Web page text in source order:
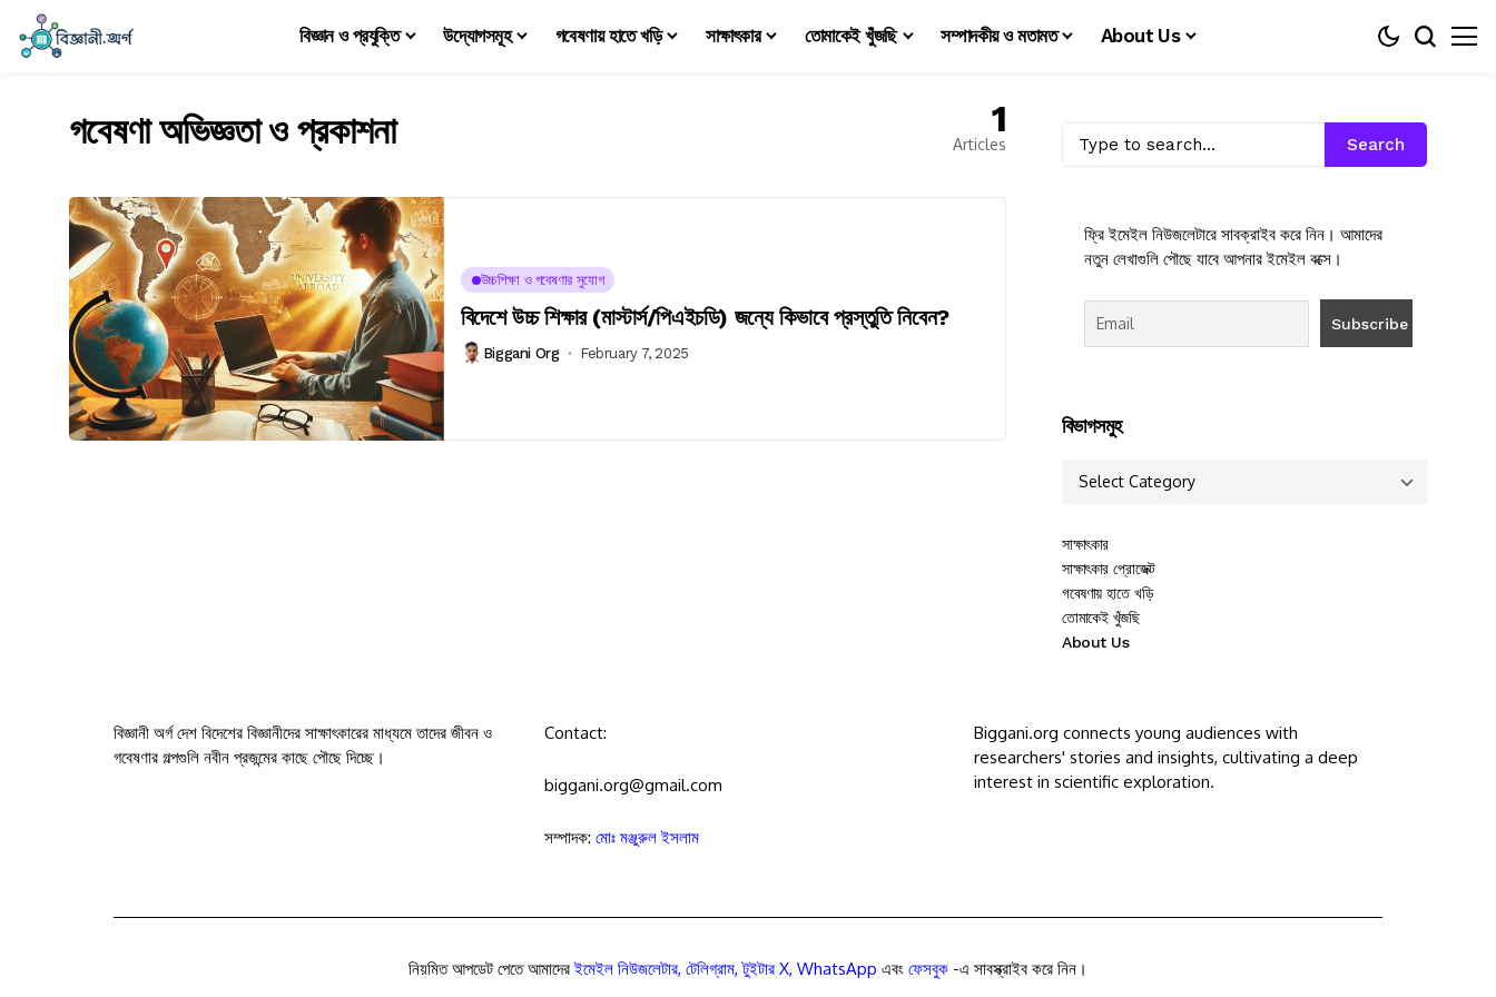
বিজ্ঞান ও প্রযুক্তি উদ্যোগসমূহ গবেষণায় হাতে খড়ি সাক্ষাৎকার তোমাকেই খুঁজছি সম্পাদকীয় ও মতামত About Us
গবেষণা অভিজ্ঞতা ও প্রকাশনা 1
Articles
উচ্চশিক্ষা ও গবেষণার সুযোগ
বিদেশে উচ্চ শিক্ষার (মাস্টার্স/পিএইচডি) জন্যে কিভাবে প্রস্তুতি নিবেন?
Biggani Org February 7, 2025
Search
ফ্রি ইমেইল নিউজলেটারে সাবক্রাইব করে নিন। আমাদের
নতুন লেখাগুলি পৌছে যাবে আপনার ইমেইল বক্সে।
বিভাগসমুহ
সাক্ষাৎকার
সাক্ষাৎকার প্রোজেক্ট
গবেষণায় হাতে খড়ি
তোমাকেই খুঁজছি
About Us
বিজ্ঞানী অর্গ দেশ বিদেশের বিজ্ঞানীদের সাক্ষাৎকারের মাধ্যমে তাদের জীবন ও
গবেষণার গল্পগুলি নবীন প্রজন্মের কাছে পৌছে দিচ্ছে।
Contact:
biggani.org@gmail.com
সম্পাদক: মোঃ মঞ্জুরুল ইসলাম
Biggani.org connects young audiences with
researchers' stories and insights, cultivating a deep
interest in scientific exploration.
নিয়মিত আপডেট পেতে আমাদেরইমেইল নিউজলেটার, টেলিগ্রাম,টুইটার X, WhatsApp এবং ফেসবুক -এ সাবস্ক্রাইব করে নিন।